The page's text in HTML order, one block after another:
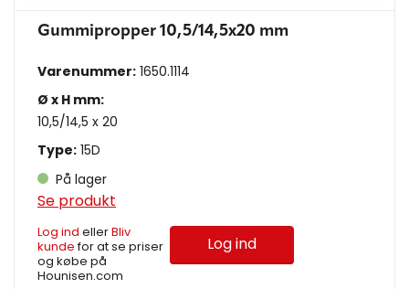
Gummipropper 10,5/14,5x20 mm
Varenummer: 1650.1114
Ø x H mm:
10,5/14,5 x 20
Type: 15D
På lager
Se produkt
Log ind ellerBliv
kundefor at se priser
og købe på
Hounisen.com
Log ind